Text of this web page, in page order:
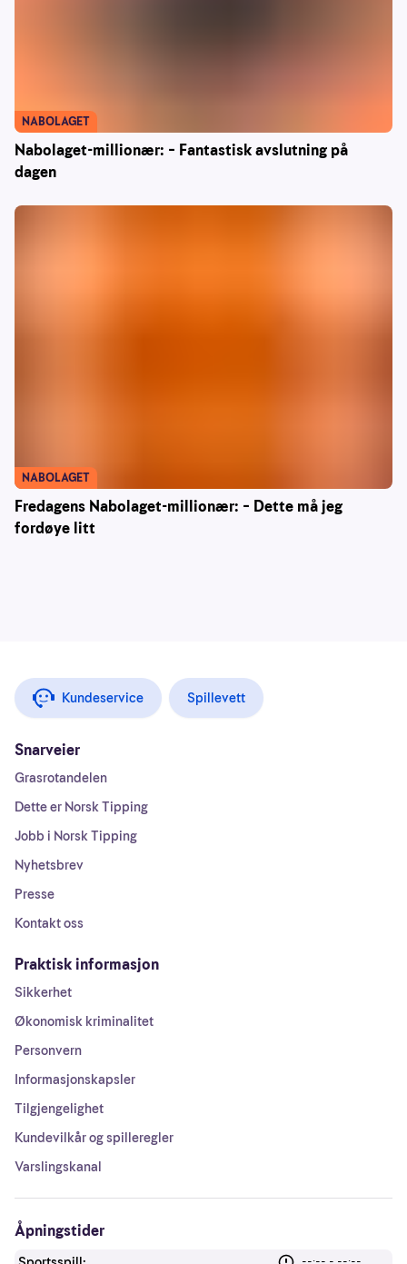
Nabolaget-millionær: – Fantastisk avslutning på
dagen
NABOLAGET
Fredagens Nabolaget-millionær: – Dette må jeg
fordøye litt
NABOLAGET
Kundeservice Spillevett
Snarveier
Grasrotandelen
Dette er Norsk Tipping
Jobb i Norsk Tipping
Nyhetsbrev
Presse
Kontakt oss
Praktisk informasjon
Sikkerhet
Økonomisk kriminalitet
Personvern
Informasjonskapsler
Tilgjengelighet
Kundevilkår og spilleregler
Varslingskanal
Åpningstider